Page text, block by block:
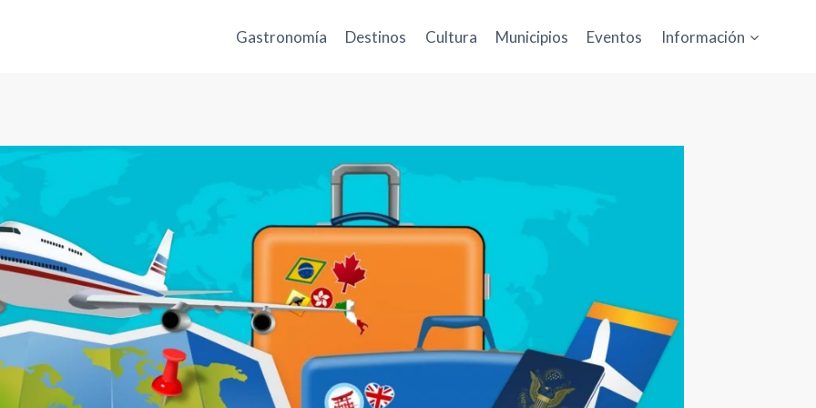
Gastronomía Destinos Cultura Municipios Eventos Información